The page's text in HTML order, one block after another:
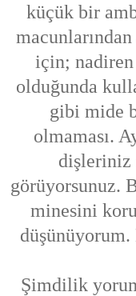
küçük bir
macunlarından
için; nadiren
olduğunda
gibi mide
olmaması.
dişleriniz
görüyorsunuz.
minesini
düşünüyorum.
Şimdilik